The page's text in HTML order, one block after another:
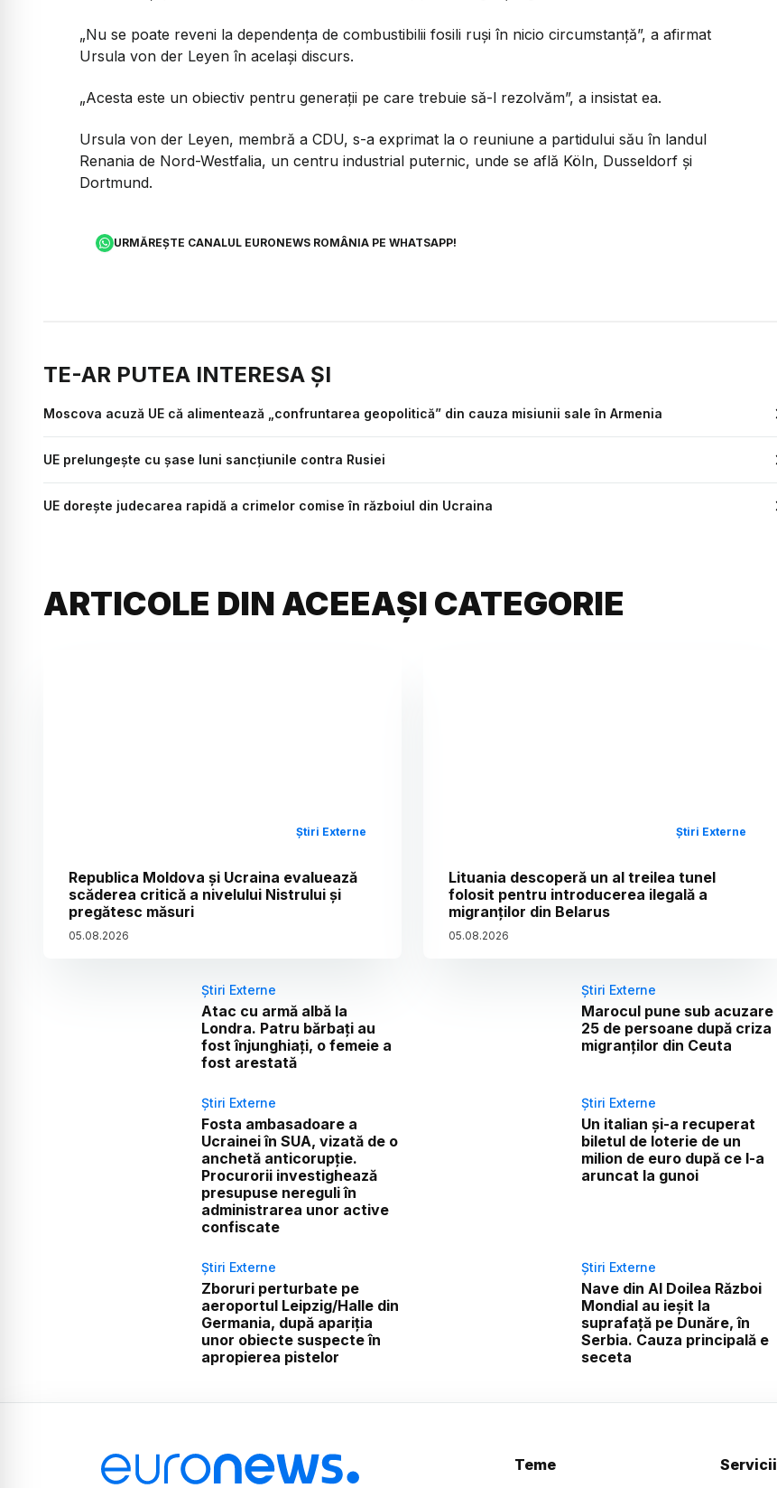
„Nu se poate reveni la dependenţa de combustibilii fosili ruşi în nicio circumstanţă”, a afirmat
Ursula von der Leyen în acelaşi discurs.
„Acesta este un obiectiv pentru generaţii pe care trebuie să-l rezolvăm”, a insistat ea.
Ursula von der Leyen, membră a CDU, s-a exprimat la o reuniune a partidului său în landul
Renania de Nord-Westfalia, un centru industrial puternic, unde se află Köln, Dusseldorf şi
Dortmund.
URMĂREȘTE CANALUL EURONEWS ROMÂNIA PE WHATSAPP!
TE-AR PUTEA INTERESA ȘI
Moscova acuză UE că alimentează „confruntarea geopolitică” din cauza misiunii sale în Armenia
UE prelungește cu șase luni sancțiunile contra Rusiei
UE doreşte judecarea rapidă a crimelor comise în războiul din Ucraina
ARTICOLE DIN ACEEAȘI CATEGORIE
Știri Externe
Republica Moldova și Ucraina evaluează
scăderea critică a nivelului Nistrului și
pregătesc măsuri
05.08.2026
Știri Externe
Lituania descoperă un al treilea tunel
folosit pentru introducerea ilegală a
migranților din Belarus
05.08.2026
Știri Externe
Atac cu armă albă la
Londra. Patru bărbați au
fost înjunghiați, o femeie a
fost arestată
Știri Externe
Marocul pune sub acuzare
25 de persoane după criza
migranților din Ceuta
Știri Externe
Fosta ambasadoare a
Ucrainei în SUA, vizată de o
anchetă anticorupție.
Procurorii investighează
presupuse nereguli în
administrarea unor active
confiscate
Știri Externe
Un italian și-a recuperat
biletul de loterie de un
milion de euro după ce l-a
aruncat la gunoi
Știri Externe
Zboruri perturbate pe
aeroportul Leipzig/Halle din
Germania, după apariția
unor obiecte suspecte în
apropierea pistelor
Știri Externe
Nave din Al Doilea Război
Mondial au ieșit la
suprafață pe Dunăre, în
Serbia. Cauza principală e
seceta
Teme Servicii